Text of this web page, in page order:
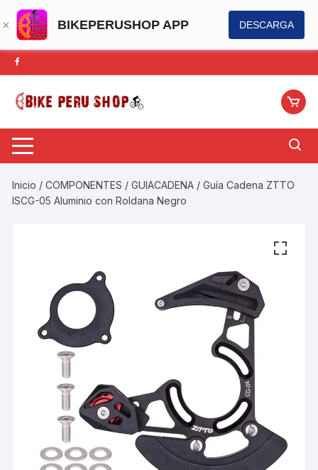
BIKEPERUSHOP APP DESCARGA
Saltar
al
contenido
Inicio /COMPONENTES /GUIACADENA / Guía Cadena ZTTO
ISCG-05 Aluminio con Roldana Negro